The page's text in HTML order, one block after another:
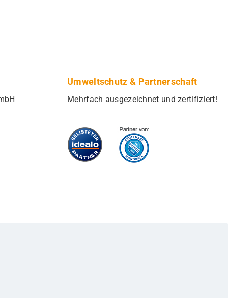
Umweltschutz & Partnerschaft
Mehrfach ausgezeichnet und zertifiziert!